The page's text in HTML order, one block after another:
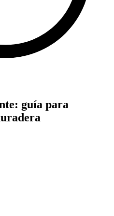
guía para